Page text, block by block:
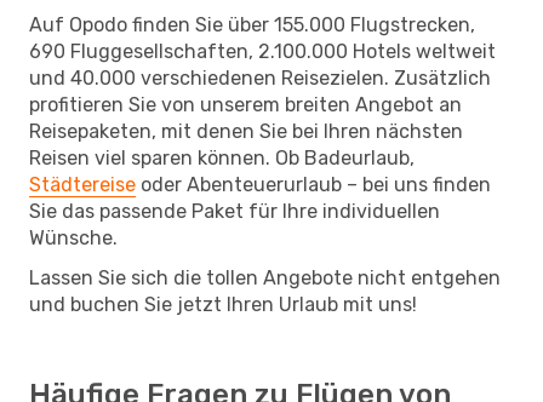
Auf Opodo finden Sie über 155.000 Flugstrecken,
690 Fluggesellschaften, 2.100.000 Hotels weltweit
und 40.000 verschiedenen Reisezielen. Zusätzlich
profitieren Sie von unserem breiten Angebot an
Reisepaketen, mit denen Sie bei Ihren nächsten
Reisen viel sparen können. Ob Badeurlaub,
Städtereise oder Abenteuerurlaub – bei uns finden
Sie das passende Paket für Ihre individuellen
Wünsche.
Lassen Sie sich die tollen Angebote nicht entgehen
und buchen Sie jetzt Ihren Urlaub mit uns!
Häufige Fragen zu Flügen von